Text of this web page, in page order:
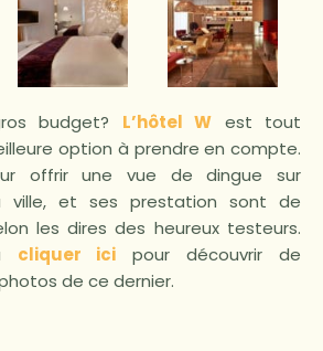
budget? L’hôtel W est tout
option à prendre en compte.
offrir une vue de dingue sur
ville, et ses prestation sont de
les dires des heureux testeurs.
cliquer ici pour découvrir de
de ce dernier.